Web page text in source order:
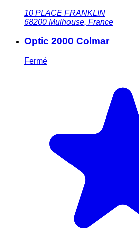
10 PLACE FRANKLIN
68200 Mulhouse, France
Optic 2000 Colmar
Fermé